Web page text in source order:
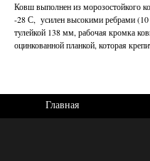
Ковш выполнен из морозостойкого
-28 С, усилен высокими ребрами (10
тулейкой 138 мм, рабочая кромка
оцинкованной планкой, которая
Главная